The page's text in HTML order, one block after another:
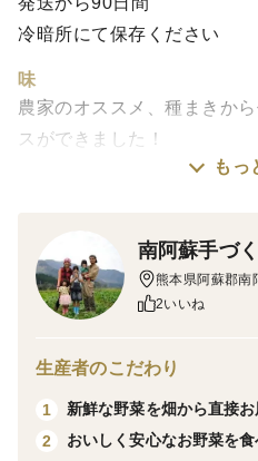
冷暗所にて保存ください
味
農家のオススメ、種まきか
スができました！
手軽に味変を楽しめて、お
【ちょい辛ペーニョ エス
パクチーにナムプラーを加
パクチーが苦手な方にも好評
きび砂糖の優しいあまさが
酸っぱいマイルドな辛さが
もっ
南阿蘇手づ
熊本県阿蘇郡南
2いいね
生産者のこだわり
1
新鮮な野菜を畑から直接
2
おいしく安心なお野菜を